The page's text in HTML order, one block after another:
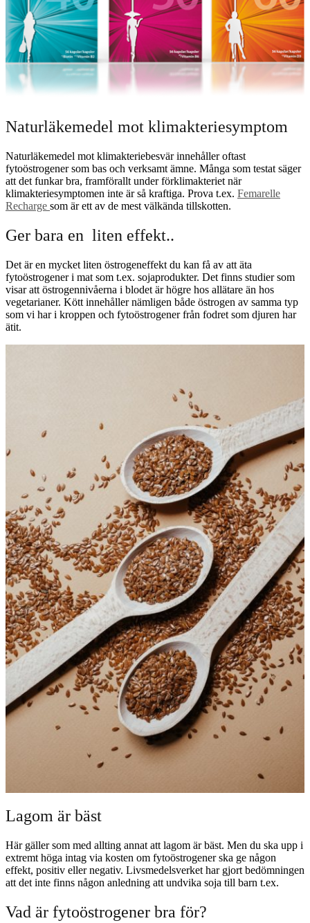
Naturläkemedel mot klimakteriesymptom
Naturläkemedel mot klimakteriebesvär innehåller oftast
fytoöstrogener som bas och verksamt ämne. Många som testat säger
att det funkar bra, framförallt under förklimakteriet när
klimakteriesymptomen inte är så kraftiga. Prova t.ex. Femarelle
Recharge som är ett av de mest välkända tillskotten.
Ger bara en liten effekt..
Det är en mycket liten östrogeneffekt du kan få av att äta
fytoöstrogener i mat som t.ex. sojaprodukter. Det finns studier som
visar att östrogennivåerna i blodet är högre hos allätare än hos
vegetarianer. Kött innehåller nämligen både östrogen av samma typ
som vi har i kroppen och fytoöstrogener från fodret som djuren har
ätit.
Lagom är bäst
Här gäller som med allting annat att lagom är bäst. Men du ska upp i
extremt höga intag via kosten om fytoöstrogener ska ge någon
effekt, positiv eller negativ. Livsmedelsverket har gjort bedömningen
att det inte finns någon anledning att undvika soja till barn t.ex.
Vad är fytoöstrogener bra för?